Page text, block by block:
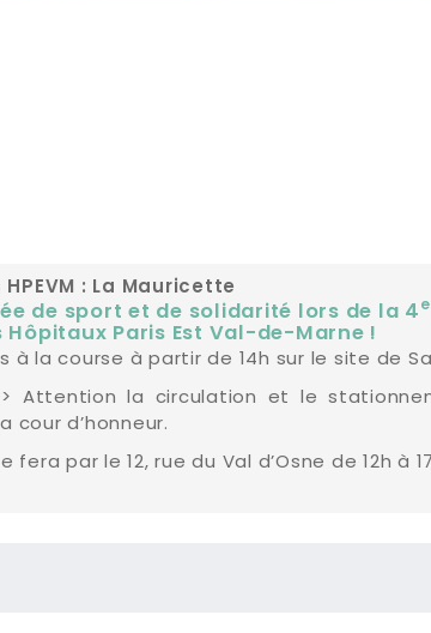
: La Mauricette
de sport et de solidarité lors de la 4 e
Paris Est Val-de-Marne !
la course à partir de 14h sur le site de
Attention la circulation et le
cour d’honneur.
fera par le 12, rue du Val d’Osne de 12h à